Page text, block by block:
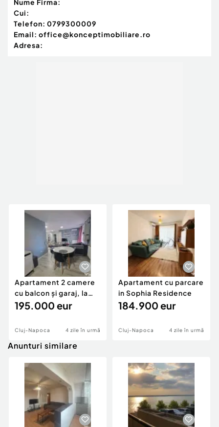
Confort:
Tip imobil:Bloc de apartamente
Număr Băi:2
Nume Firma:
Cui:
Telefon: 0799300009
Email: office@konceptimobiliare.ro
Adresa:
Apartament 2 camere
cu balcon și garaj, la
câteva minute d
195.000 eur
Cluj-Napoca 4 zile în urmă
Apartament cu parcare
in Sophia Residence
184.900 eur
Cluj-Napoca 4 zile în urmă
Anunturi similare